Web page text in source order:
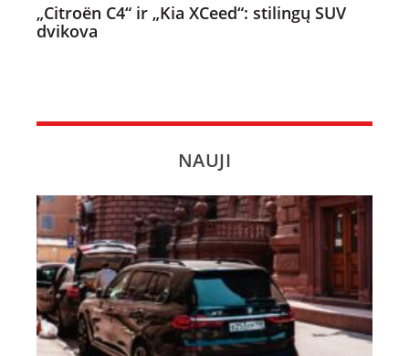
„Citroën C4“ ir „Kia XCeed“: stilingų SUV
dvikova
NAUJI